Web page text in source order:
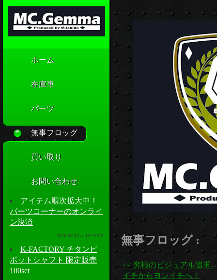
ホーム
在庫車
パーツ
無事フロッグ
買い取り
お問い合わせ
アイテム順次拡大中！
パーツコーナーのオンライ
ン決済
2026-08-10 at 19:15PM
K-FACTORY チタンピ
ポットシャフト 限定販売
100set
無事フロッグ :
<< 究極のビジュアル追求
イチからヨンイチへ！